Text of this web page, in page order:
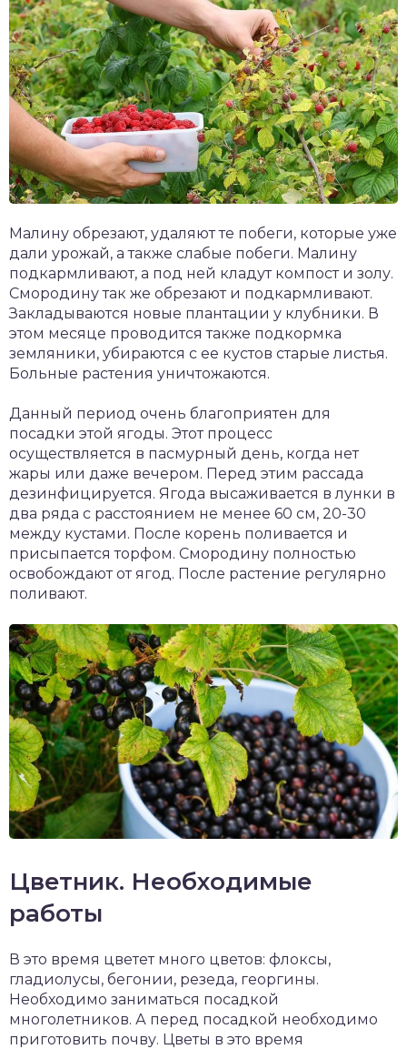
Малину обрезают, удаляют те побеги, которые уже
дали урожай, а также слабые побеги. Малину
подкармливают, а под ней кладут компост и золу.
Смородину так же обрезают и подкармливают.
Закладываются новые плантации у клубники. В
этом месяце проводится также подкормка
земляники, убираются с ее кустов старые листья.
Больные растения уничтожаются.
Данный период очень благоприятен для
посадки этой ягоды. Этот процесс
осуществляется в пасмурный день, когда нет
жары или даже вечером. Перед этим рассада
дезинфицируется. Ягода высаживается в лунки в
два ряда с расстоянием не менее 60 см, 20-30
между кустами. После корень поливается и
присыпается торфом. Смородину полностью
освобождают от ягод. После растение регулярно
поливают.
Цветник. Необходимые
работы
В это время цветет много цветов: флоксы,
гладиолусы, бегонии, резеда, георгины.
Необходимо заниматься посадкой
многолетников. А перед посадкой необходимо
приготовить почву. Цветы в это время